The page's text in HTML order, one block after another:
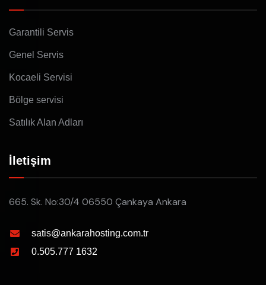
Garantili Servis
Genel Servis
Kocaeli Servisi
Bölge servisi
Satılık Alan Adları
İletişim
665. Sk. No:30/4 06550 Çankaya Ankara
satis@ankarahosting.com.tr
0.505.777 1632